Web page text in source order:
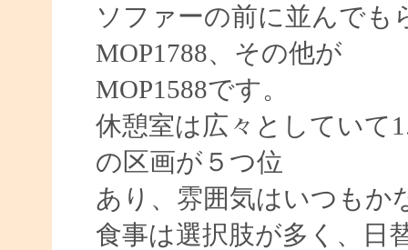
ソファーの前に並んでも
MOP1788、その他が
MOP1588です。
休憩室は広々としていて
の区画が５つ位
あり、雰囲気はいつもか
食事は選択肢が多く、日